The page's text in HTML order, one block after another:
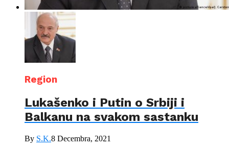
Region
Lukašenko i Putin o Srbiji i
Balkanu na svakom sastanku
By S.K.8 Decembra, 2021